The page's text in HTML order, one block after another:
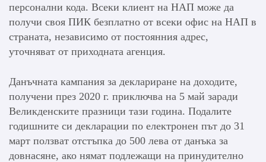
персонални кода. Всеки клиент на НАП може да
получи своя ПИК безплатно от всеки офис на НАП в
страната, независимо от постоянния адрес,
уточняват от приходната агенция.
Данъчната кампания за деклариране на доходите,
получени през 2020 г. приключва на 5 май заради
Великденските празници тази година. Подалите
годишните си декларации по електронен път до 31
март ползват отстъпка до 500 лева от данъка за
довнасяне, ако нямат подлежащи на принудително